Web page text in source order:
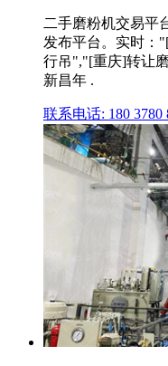
二手磨粉机交易平
发布平台。实时：
行吊","[重庆]转让
新昌年 .
联系电话: 180 3780